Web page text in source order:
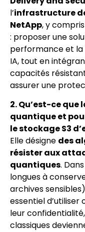
l’infrastructure
NetApp, y
: proposer une
performance et la
IA, tout en
capacités
assurer une
2. Qu’est-ce
quantique et
le stockage S3
Elle désigne des
résister aux
quantiques.
longues à
archives
essentiel
leur
classiques